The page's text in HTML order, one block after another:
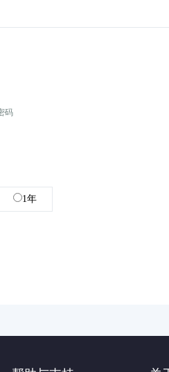
码
1年